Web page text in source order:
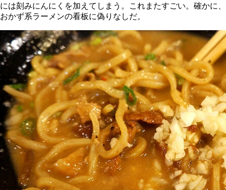
には刻みにんにくを加えてしまう。これまたすごい。確かに、
おかず系ラーメンの看板に偽りなしだ。